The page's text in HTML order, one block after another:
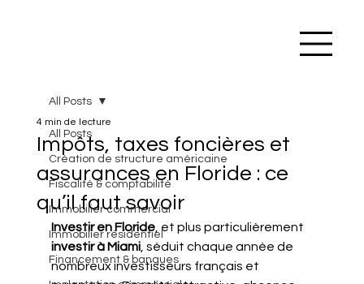
All Posts
Création de structure américaine
Fiscalité & comptabilité
Immobilier commercial
Immobilier résidentiel
Financement & banques
All Posts
Impôts, taxes foncières et
assurances en Floride : ce
qu’il faut savoir
4 min de lecture
Investir en Floride, et plus particulièrement
investir à Miami, séduit chaque année de
nombreux investisseurs français et